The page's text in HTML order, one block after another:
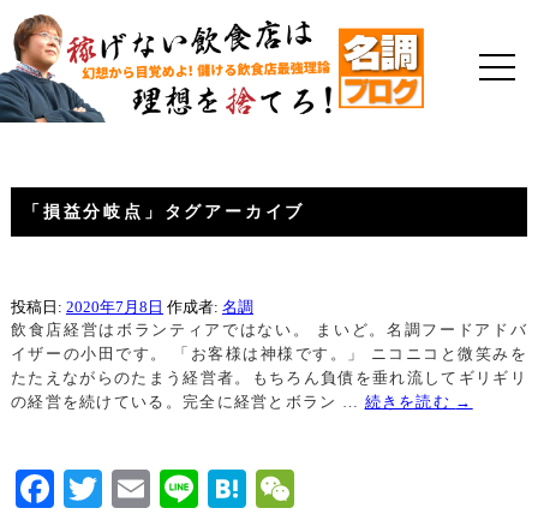
「 損益分岐点 」タグアーカイブ
投稿日: 2020年7月8日 作成者: 名調
飲食店経営はボランティアではない。 まいど。名調フードアドバ
イザーの小田です。 「お客様は神様です。」 ニコニコと微笑みを
たたえながらのたまう経営者。もちろん負債を垂れ流してギリギリ
の経営を続けている。完全に経営とボラン … 続きを読む →
Facebook
TwitterEmailLineHatena